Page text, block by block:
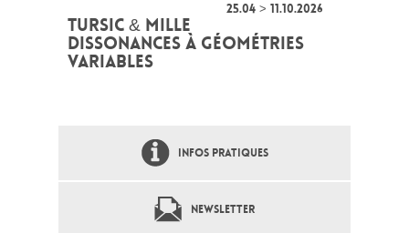
25.04 > 11.10.2026
TURSIC & MILLE
DISSONANCES À GÉOMÉTRIES
VARIABLES
INFOS PRATIQUES
NEWSLETTER